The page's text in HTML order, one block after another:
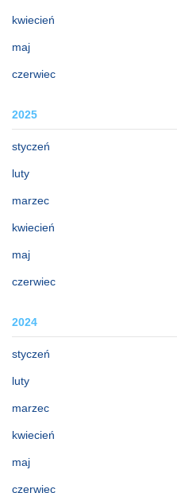
kwiecień
maj
czerwiec
2025
styczeń
luty
marzec
kwiecień
maj
czerwiec
2024
styczeń
luty
marzec
kwiecień
maj
czerwiec